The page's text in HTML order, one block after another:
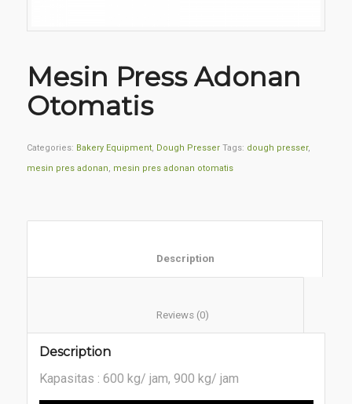
Mesin Press Adonan
Otomatis
Categories: Bakery Equipment, Dough Presser Tags: dough presser,
mesin pres adonan, mesin pres adonan otomatis
Description
Kapasitas : 600 kg/ jam, 900 kg/ jam